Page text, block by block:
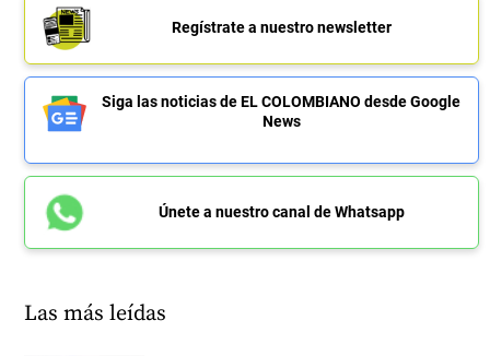
Regístrate a nuestro newsletter
Siga las noticias de EL COLOMBIANO desde Google
News
Únete a nuestro canal de Whatsapp
Las más leídas